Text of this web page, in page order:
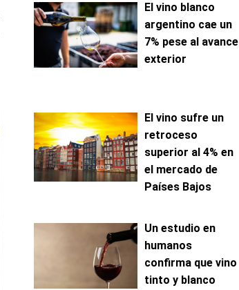
El vino blanco
argentino cae un
7% pese al avance
exterior
El vino sufre un
retroceso
superior al 4% en
el mercado de
Países Bajos
Un estudio en
humanos
confirma que vino
tinto y blanco